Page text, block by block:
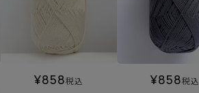
¥858税込 ¥858税込